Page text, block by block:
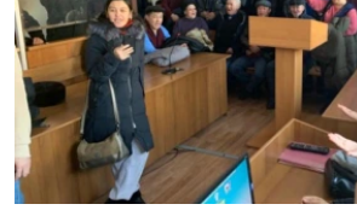
ЖАЗЫЛЫҢЫЗ
Басқа тілдерде